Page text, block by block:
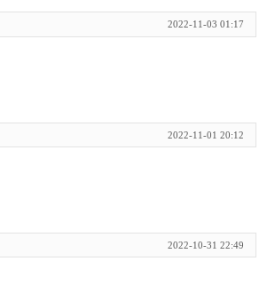
2022-11-03 01:17
2022-11-01 20:12
2022-10-31 22:49